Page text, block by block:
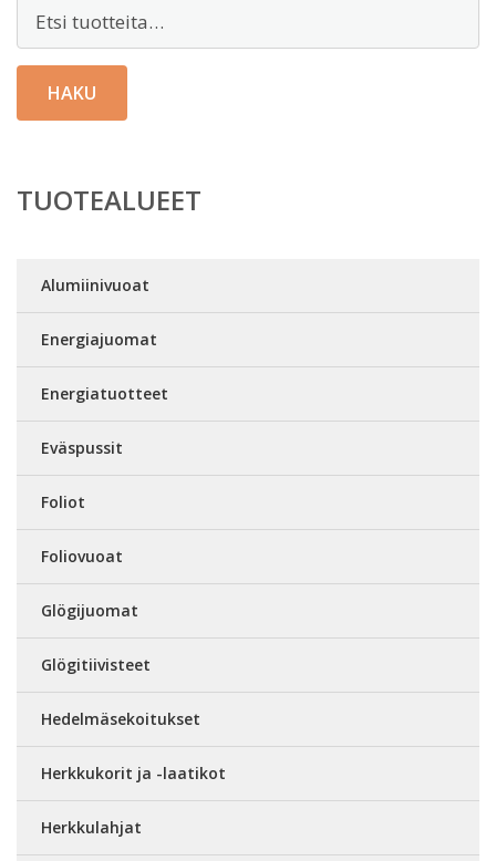
HAKU
TUOTEALUEET
Alumiinivuoat
Energiajuomat
Energiatuotteet
Eväspussit
Foliot
Foliovuoat
Glögijuomat
Glögitiivisteet
Hedelmäsekoitukset
Herkkukorit ja -laatikot
Herkkulahjat